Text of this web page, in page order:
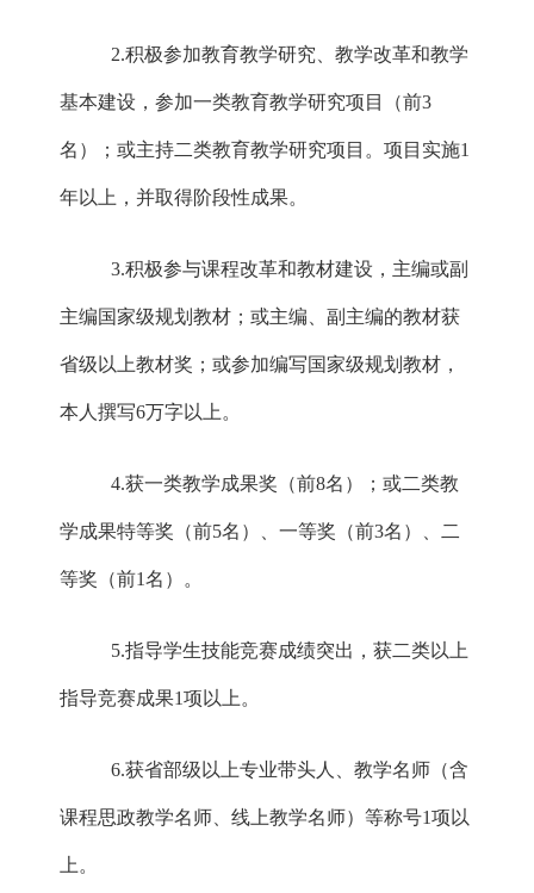
2.积极参加教育教学研究、教学改革和教学
基本建设，参加一类教育教学研究项目（前3
名）；或主持二类教育教学研究项目。项目实施1
年以上，并取得阶段性成果。
3.积极参与课程改革和教材建设，主编或副
主编国家级规划教材；或主编、副主编的教材获
省级以上教材奖；或参加编写国家级规划教材，
本人撰写6万字以上。
4.获一类教学成果奖（前8名）；或二类教
学成果特等奖（前5名）、一等奖（前3名）、二
等奖（前1名）。
5.指导学生技能竞赛成绩突出，获二类以上
指导竞赛成果1项以上。
6.获省部级以上专业带头人、教学名师（含
课程思政教学名师、线上教学名师）等称号1项以
上。